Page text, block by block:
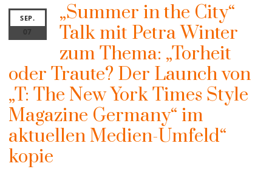
SEP.
07
„Summer in the City“
Talk mit Petra Winter
zum Thema: „Torheit
oder Traute? Der Launch von
„T: The New York Times Style
Magazine Germany“ im
aktuellen Medien-Umfeld“
kopie